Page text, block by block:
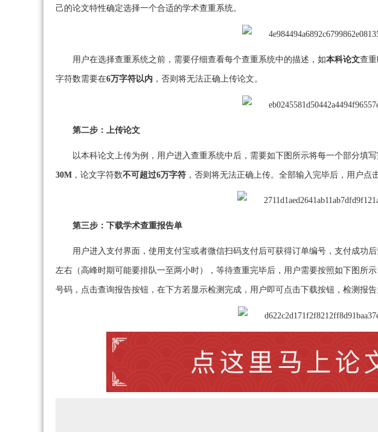
己的论文特性确定选择一个合适的学术查重系统。
用户在选择查重系统之前，需要仔细查看每个查重系统中的描述，如本科论文查
字符数需要在6万字符以内 ，否则将无法正确上传论文。
第二步：上传论文
以本科论文上传为例，用户进入查重系统中后，需要如下图所示将每一个部分填
30M ，论文字符数不可超过6万字符 ，否则将无法正确上传。全部输入完毕后，用户点
第三步：下载学术查重报告单
用户进入支付界面，使用支付宝或者微信扫码支付后可获得订单编号，支付成功
左右（高峰时期可能要排队一至两小时），等待查重完毕后，用户需要按照如下图所
号码，点击查询报告按钮，在下方若显示检测完成，用户即可点击下载按钮，检测报